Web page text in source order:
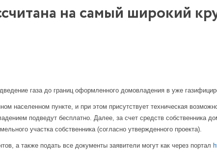
на самый широкий
газа до границ оформленного домовладения в уже
населенном пункте, и при этом присутствует техническая
подведут бесплатно. Далее, за счет средств собственника
участка собственника (согласно утвержденного проекта).
а также подать все документы заявители могут как через портал